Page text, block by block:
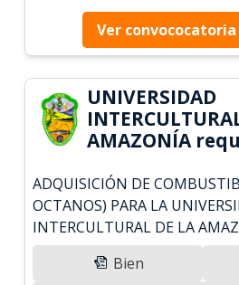
Ver
UNIVERSIDAD
AMAZONÍA
ADQUISICIÓN DE
OCTANOS) PARA LA
INTERCULTURAL DE LA
Bien